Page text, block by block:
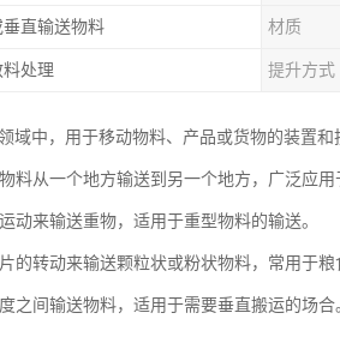
直输送物料 材质
处理 提升方式
域中，用于移动物料、产品或货物的装置
料从一个地方输送到另一个地方，广泛应用
来输送重物，适用于重型物料的输送。
转动来输送颗粒状或粉状物料，常用于粮
间输送物料，适用于需要垂直搬运的场合